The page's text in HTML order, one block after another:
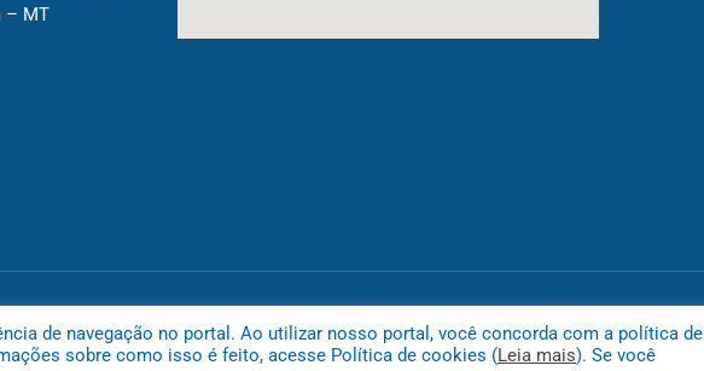
– MT
de navegação no portal. Ao utilizar nosso portal, você concorda com a política de
sobre como isso é feito, acesse Política de cookies (Leia mais). Se você